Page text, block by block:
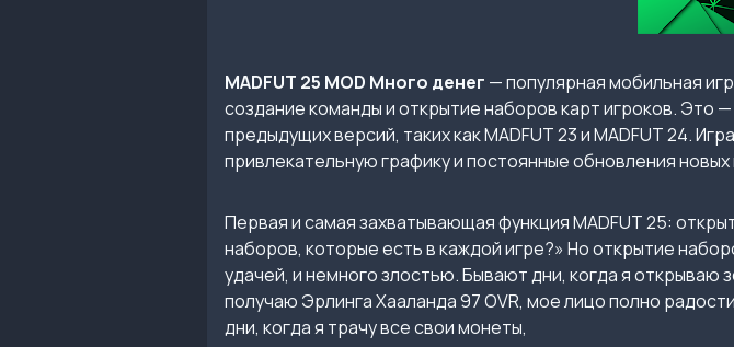
MADFUT 25 MOD Много денег — популярная мобильная
создание команды и открытие наборов карт игроков. Это
предыдущих версий, таких как MADFUT 23 и MADFUT 24.
привлекательную графику и постоянные обновления
Первая и самая захватывающая функция MADFUT 25:
наборов, которые есть в каждой игре?» Но открытие
удачей, и немного злостью. Бывают дни, когда я открываю
получаю Эрлинга Хааланда 97 OVR, мое лицо полно
дни, когда я трачу все свои монеты,